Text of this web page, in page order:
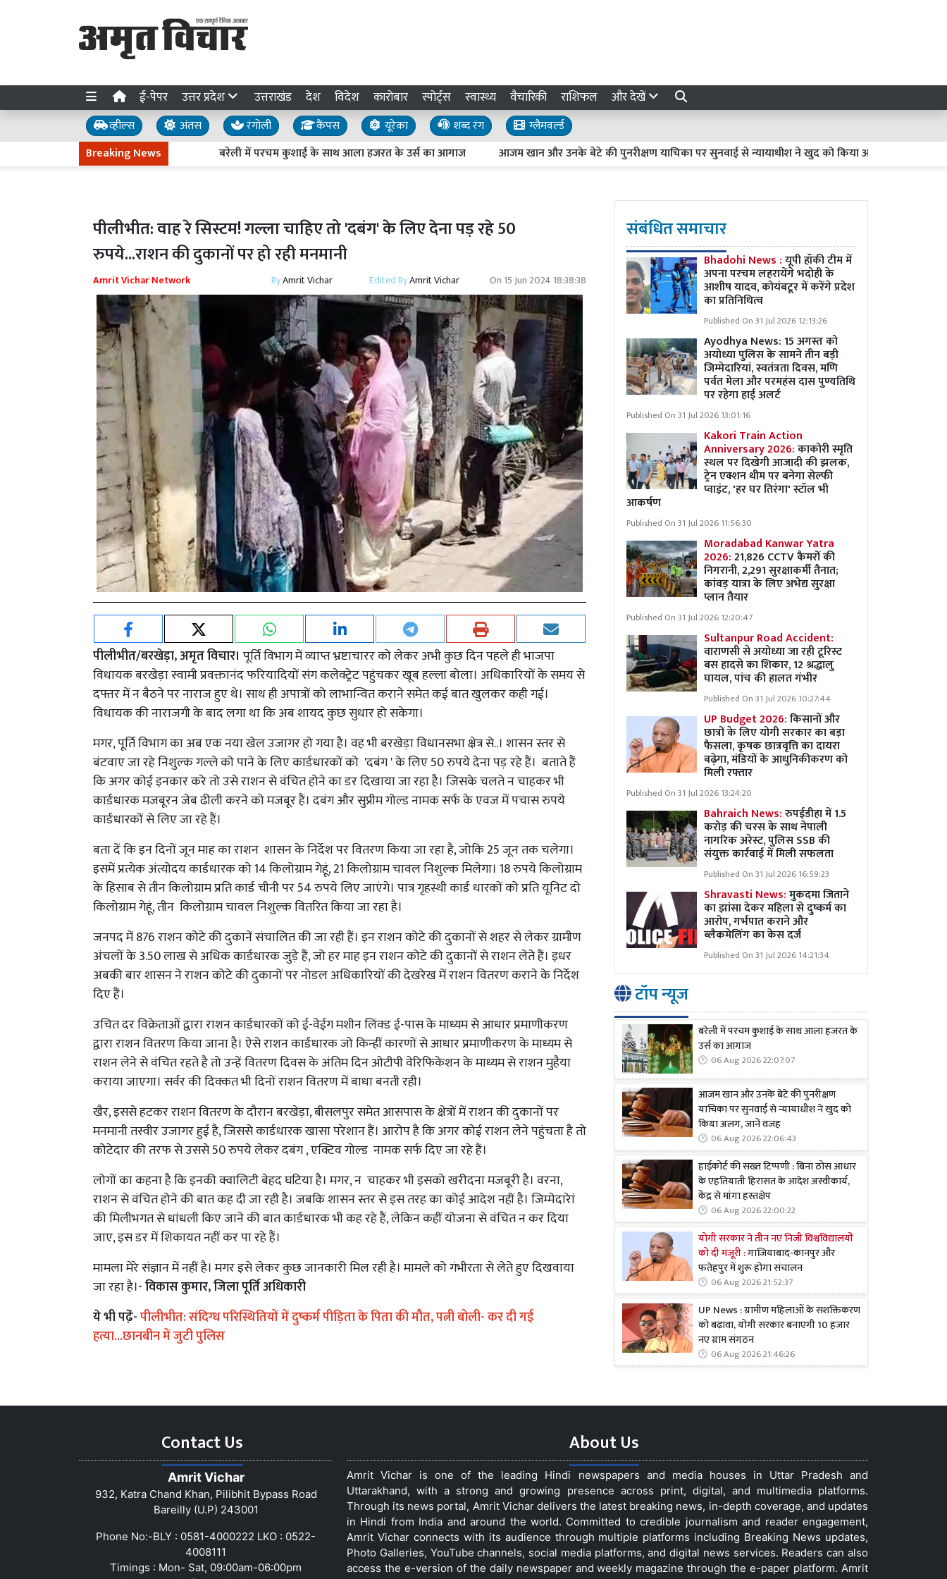
ई-पेपर उत्तर प्रदेश उत्तराखंड देश विदेश कारोबार स्पोर्ट्स स्वास्थ्य वैचारिकी राशिफल और देखें
व्हील्स अंतस रंगोली कैंपस यूरेका शब्द रंग
ग्लैमवर्ल्ड
Breaking News
बरेली में परचम कुशाई के साथ आला हजरत के उर्स का आगाज आजम खान और उनके बेटे की पुनरीक्षण याचिका पर सुनवाई से न्यायाधीश ने खुद को किया अलग, जानें वजह
पीलीभीत: वाह रे सिस्टम! गल्ला चाहिए तो 'दबंग' के लिए देना पड़ रहे 50
रुपये...राशन की दुकानों पर हो रही मनमानी
Amrit Vichar Network ByAmrit Vichar Edited ByAmrit Vichar On 15 Jun 2024 18:38:38
पीलीभीत/बरखेड़ा, अमृत विचार। पूर्ति विभाग में व्याप्त भ्रष्टाचारर को लेकर अभी कुछ दिन पहले ही भाजपा
विधायक बरखेड़ा स्वामी प्रवक्तानंद फरियादियों संग कलेक्ट्रेट पहुंचकर खूब हल्ला बोला। अधिकारियों के समय से
दफ्तर में न बैठने पर नाराज हुए थे। साथ ही अपात्रों को लाभान्वित कराने समेत कई बात खुलकर कही गई।
विधायक की नाराजगी के बाद लगा था कि अब शायद कुछ सुधार हो सकेगा।
मगर, पूर्ति विभाग का अब एक नया खेल उजागर हो गया है। वह भी बरखेड़ा विधानसभा क्षेत्र से..। शासन स्तर से
बंटवाए जा रहे निशुल्क गल्ले को पाने के लिए कार्डधारकों को 'दबंग ' के लिए 50 रुपये देना पड़ रहे हैं। बताते हैं
कि अगर कोई इनकार करे तो उसे राशन से वंचित होने का डर दिखाया जा रहा है। जिसके चलते न चाहकर भी
कार्डधारक मजबूरन जेब ढीली करने को मजबूर हैं। दबंग और सुप्रीम गोल्ड नामक सर्फ के एवज में पचास रुपये
कार्डधारकों से लिए जा रहे हैं।
बता दें कि इन दिनों जून माह का राशन शासन के निर्देश पर वितरण किया जा रहा है, जोकि 25 जून तक चलेगा।
इसमें प्रत्येक अंत्योदय कार्डधारक को 14 किलोग्राम गेहूं, 21 किलोग्राम चावल निशुल्क मिलेगा। 18 रुपये किलोग्राम
के हिसाब से तीन किलोग्राम प्रति कार्ड चीनी पर 54 रुपये लिए जाएंगे। पात्र गृहस्थी कार्ड धारकों को प्रति यूनिट दो
किलोग्राम गेहूं, तीन किलोग्राम चावल निशुल्क वितरित किया जा रहा है।
जनपद में 876 राशन कोटे की दुकानें संचालित की जा रही हैं। इन राशन कोटे की दुकानों से शहर से लेकर ग्रामीण
अंचलों के 3.50 लाख से अधिक कार्डधारक जुड़े हैं, जो हर माह इन राशन कोटे की दुकानों से राशन लेते हैं। इधर
अबकी बार शासन ने राशन कोटे की दुकानों पर नोडल अधिकारियों की देखरेख में राशन वितरण कराने के निर्देश
दिए हैं।
उचित दर विक्रेताओं द्वारा राशन कार्डधारकों को ई-वेईग मशीन लिंक्ड ई-पास के माध्यम से आधार प्रमाणीकरण
द्वारा राशन वितरण किया जाना है। ऐसे राशन कार्डधारक जो किन्हीं कारणों से आधार प्रमाणीकरण के माध्यम से
राशन लेने से वंचित रहते है तो उन्हें वितरण दिवस के अंतिम दिन ओटीपी वेरिफिकेशन के माध्यम से राशन मुहैया
कराया जाएगा। सर्वर की दिक्कत भी दिनों राशन वितरण में बाधा बनती रही।
खैर, इससे हटकर राशन वितरण के दौरान बरखेड़ा, बीसलपुर समेत आसपास के क्षेत्रों में राशन की दुकानों पर
मनमानी तस्वीर उजागर हुई है, जिससे कार्डधारक खासा परेशान हैं। आरोप है कि अगर कोई राशन लेने पहुंचता है तो
कोटेदार की तरफ से उससे 50 रुपये लेकर दबंग , एक्टिव गोल्ड नामक सर्फ दिए जा रहे हैं।
लोगों का कहना है कि इनकी क्वालिटी बेहद घटिया है। मगर, न चाहकर भी इसको खरीदना मजबूरी है। वरना,
राशन से वंचित होने की बात कह दी जा रही है। जबकि शासन स्तर से इस तरह का कोई आदेश नहीं है। जिम्मेदारेां
की मिलीभगत से धांधली किए जाने की बात कार्डधारक भी कह रहे हैं, लेकिन कहीं योजना से वंचित न कर दिया
जाए, इस डर में शिकायत नहीं कर पा रहे हैं।
मामला मेरे संज्ञान में नहीं है। मगर इसे लेकर कुछ जानकारी मिल रही है। मामले को गंभीरता से लेते हुए दिखवाया
जा रहा है।- विकास कुमार, जिला पूर्ति अधिकारी
ये भी पढे़ं-पीलीभीत: संदिग्ध परिस्थितियों में दुष्कर्म पीड़िता के पिता की मौत, पत्नी बोली- कर दी गई
हत्या...छानबीन में जुटी पुलिस
संबंधित समाचार
Bhadohi News :यूपी हॉकी टीम में
अपना परचम लहरायेंगे भदोही के
आशीष यादव, कोयंबटूर में करेंगे प्रदेश
का प्रतिनिधित्व
Published On 31 Jul 2026 12:13:26
Ayodhya News: 15 अगस्त को
अयोध्या पुलिस के सामने तीन बड़ी
जिम्मेदारियां, स्वतंत्रता दिवस, मणि
पर्वत मेला और परमहंस दास पुण्यतिथि
पर रहेगा हाई अलर्ट
Published On 31 Jul 2026 13:01:16
Kakori Train Action
Anniversary 2026:काकोरी स्मृति
स्थल पर दिखेगी आजादी की झलक,
ट्रेन एक्शन थीम पर बनेगा सेल्फी
प्वाइंट, 'हर घर तिरंगा' स्टॉल भी
आकर्षण
Published On 31 Jul 2026 11:56:30
Moradabad Kanwar Yatra
2026:21,826 CCTV कैमरों की
निगरानी, 2,291 सुरक्षाकर्मी तैनात;
कांवड़ यात्रा के लिए अभेद्य सुरक्षा
प्लान तैयार
Published On 31 Jul 2026 12:20:47
Sultanpur Road Accident:
वाराणसी से अयोध्या जा रही टूरिस्ट
बस हादसे का शिकार, 12 श्रद्धालु
घायल, पांच की हालत गंभीर
Published On 31 Jul 2026 10:27:44
UP Budget 2026:किसानों और
छात्रों के लिए योगी सरकार का बड़ा
फैसला, कृषक छात्रवृत्ति का दायरा
बढ़ेगा, मंडियों के आधुनिकीकरण को
मिली रफ्तार
Published On 31 Jul 2026 13:24:20
Bahraich News:रुपईडीहा में 1.5
करोड़ की चरस के साथ नेपाली
नागरिक अरेस्ट, पुलिस SSB की
संयुक्त कार्रवाई में मिली सफलता
Published On 31 Jul 2026 16:59:23
Shravasti News:मुकदमा जिताने
का झांसा देकर महिला से दुष्कर्म का
आरोप, गर्भपात कराने और
ब्लैकमेलिंग का केस दर्ज
Published On 31 Jul 2026 14:21:34
टॉप न्यूज
बरेली में परचम कुशाई के साथ आला हजरत के
उर्स का आगाज
06 Aug 2026 22:07:07
आजम खान और उनके बेटे की पुनरीक्षण
याचिका पर सुनवाई से न्यायाधीश ने खुद को
किया अलग, जानें वजह
06 Aug 2026 22:06:43
हाईकोर्ट की सख्त टिप्पणी : बिना ठोस आधार
के एहतियाती हिरासत के आदेश अस्वीकार्य,
केंद्र से मांगा हस्तक्षेप
06 Aug 2026 22:00:22
योगी सरकार ने तीन नए निजी विश्वविद्यालयों
को दी मंजूरी :गाजियाबाद-कानपुर और
फतेहपुर में शुरू होगा संचालन
06 Aug 2026 21:52:37
UP News : ग्रामीण महिलाओं के सशक्तिकरण
को बढ़ावा, योगी सरकार बनाएगी 10 हजार
नए ग्राम संगठन
06 Aug 2026 21:46:26
Contact Us
Amrit Vichar
932, Katra Chand Khan, Pilibhit Bypass Road
Bareilly (U.P) 243001
Phone No:-BLY : 0581-4000222 LKO : 0522-
4008111
Timings : Mon- Sat, 09:00am-06:00pm
About Us
Amrit Vichar is one of the leading Hindi newspapers and media houses in Uttar Pradesh and
Uttarakhand, with a strong and growing presence across print, digital, and multimedia platforms.
Through its news portal, Amrit Vichar delivers the latest breaking news, in-depth coverage, and updates
in Hindi from India and around the world. Committed to credible journalism and reader engagement,
Amrit Vichar connects with its audience through multiple platforms including Breaking News updates,
Photo Galleries, YouTube channels, social media platforms, and digital news services. Readers can also
access the e-version of the daily newspaper and weekly magazine through the e-paper platform. Amrit